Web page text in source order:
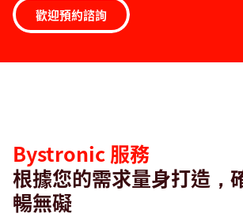
歡迎預約諮詢
Bystronic 服務
根據您的需求量身打造，
暢無礙